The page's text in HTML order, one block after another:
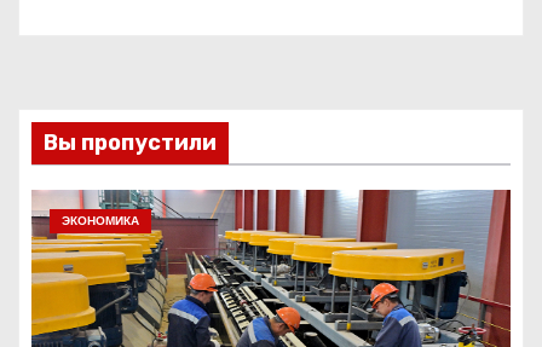
Вы пропустили
ЭКОНОМИКА